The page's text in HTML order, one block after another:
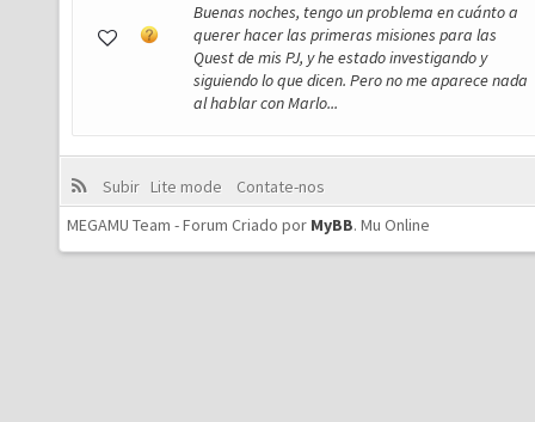
Buenas noches, tengo un problema en cuánto a
querer hacer las primeras misiones para las
Quest de mis PJ, y he estado investigando y
siguiendo lo que dicen. Pero no me aparece nada
al hablar con Marlo...
Subir Lite mode
Contate-nos
MEGAMU Team - Forum Criado por MyBB. Mu Online